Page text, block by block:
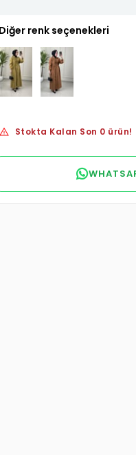
Diğer renk seçenekleri
Stokta Kalan Son 0 ürün!